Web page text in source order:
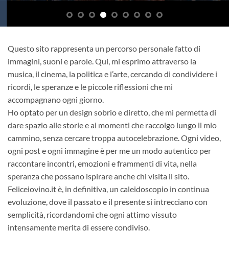
Questo sito rappresenta un percorso personale fatto di
immagini, suoni e parole. Qui, mi esprimo attraverso la
musica, il cinema, la politica e l’arte, cercando di condividere i
ricordi, le speranze e le piccole riflessioni che mi
accompagnano ogni giorno.
Ho optato per un design sobrio e diretto, che mi permetta di
dare spazio alle storie e ai momenti che raccolgo lungo il mio
cammino, senza cercare troppa autocelebrazione. Ogni video,
ogni post e ogni immagine è per me un modo autentico per
raccontare incontri, emozioni e frammenti di vita, nella
speranza che possano ispirare anche chi visita il sito.
Feliceiovino.it è, in definitiva, un caleidoscopio in continua
evoluzione, dove il passato e il presente si intrecciano con
semplicità, ricordandomi che ogni attimo vissuto
intensamente merita di essere condiviso.